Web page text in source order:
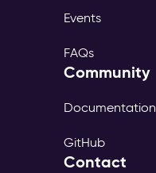
Events
FAQs
Community
Documentation
GitHub
Contact